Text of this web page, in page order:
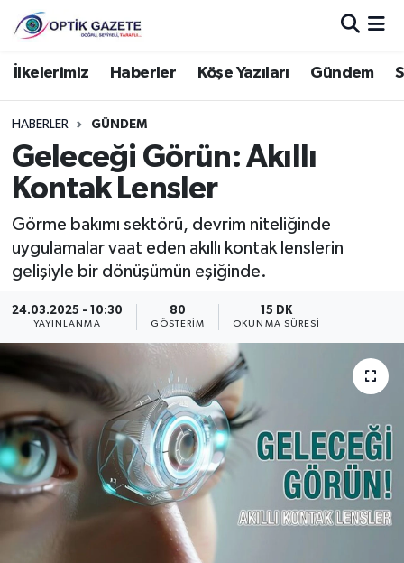
İlkelerimiz Haberler Köşe Yazıları Gündem
HABERLER GÜNDEM
Geleceği Görün: Akıllı
Kontak Lensler
Görme bakımı sektörü, devrim niteliğinde
uygulamalar vaat eden akıllı kontak lenslerin
gelişiyle bir dönüşümün eşiğinde.
24.03.2025 - 10:30
YAYINLANMA
80
GÖSTERIM
15 DK
OKUNMA SÜRESI
Nöbetçi Eczaneler
Hava Durumu
İstanbul Namaz Vakitleri
Süper Lig Puan Durumu ve Fikstür
Son Dakika Haberleri
Haber Arşivi